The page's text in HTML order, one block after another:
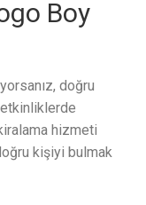
Boy
doğru
hizmeti
kişiyi bulmak